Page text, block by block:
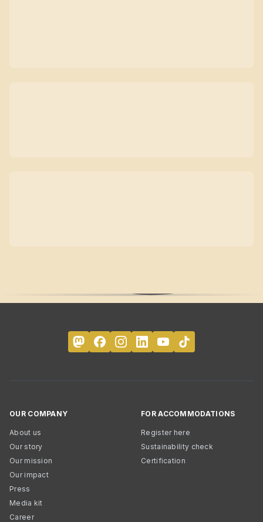
OUR COMPANY
About us
Our story
Our mission
Our impact
Press
Media kit
Career
FOR ACCOMMODATIONS
Register here
Sustainability check
Certification